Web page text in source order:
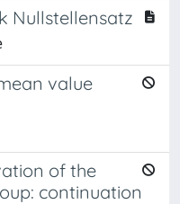
Nullstellensatz
value
of the
continuation